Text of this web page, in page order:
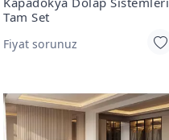
Tam Set
Fiyat sorunuz